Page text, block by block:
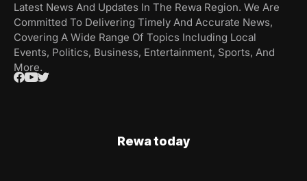
Latest News And Updates In The Rewa Region. We Are
Committed To Delivering Timely And Accurate News,
Covering A Wide Range Of Topics Including Local
Events, Politics, Business, Entertainment, Sports, And
More.
Rewa today